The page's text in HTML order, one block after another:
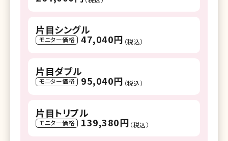
片目シングル
モニター価格 47,040円 （税込）
片目ダブル
モニター価格 95,040円 （税込）
片目トリプル
モニター価格 139,380円 （税込）